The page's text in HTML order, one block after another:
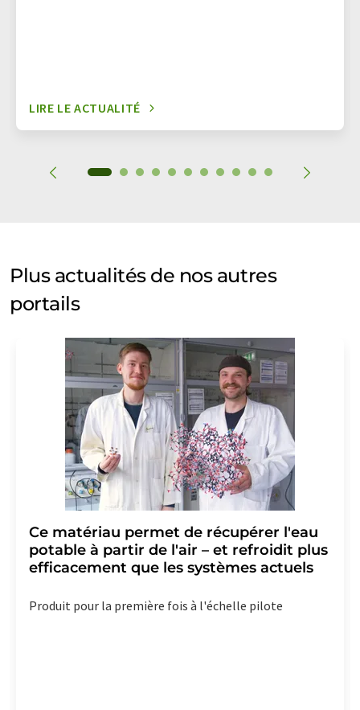
LIRE LE ACTUALITÉ
Plus actualités de nos autres
portails
Ce matériau permet de récupérer l'eau
potable à partir de l'air – et refroidit plus
efficacement que les systèmes actuels
Produit pour la première fois à l'échelle pilote